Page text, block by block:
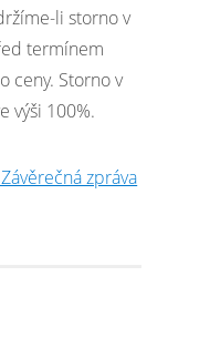
li storno v
termínem
ceny. Storno v
výši 100%.
zpráva